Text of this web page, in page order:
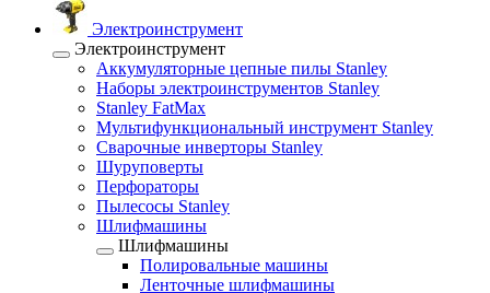
Электроинструмент
Электроинструмент
Аккумуляторные цепные пилы Stanley
Наборы электроинструментов Stanley
Stanley FatMax
Мультифункциональный инструмент Stanley
Сварочные инверторы Stanley
Шуруповерты
Перфораторы
Пылесосы Stanley
Шлифмашины
Шлифмашины
Полировальные машины
Ленточные шлифмашины